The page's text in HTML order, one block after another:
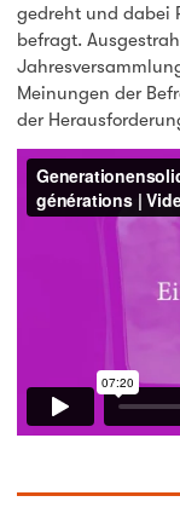
gedreht und dabei
befragt.
Meinungen der
der